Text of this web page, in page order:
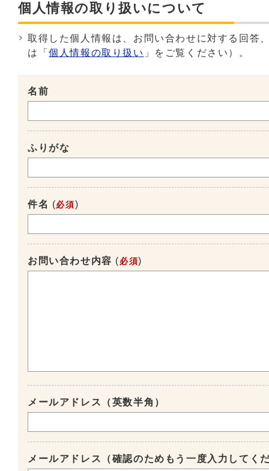
個人情報の取り扱いについて
取得した個人情報は、お問い合わせに対する回答
は「個人情報の取り扱い 」をご覧ください）。
名前
ふりがな
件名 (必須)
お問い合わせ内容 ( 必須)
メールアドレス（英数半角）
メールアドレス（確認のためもう一度入力してく